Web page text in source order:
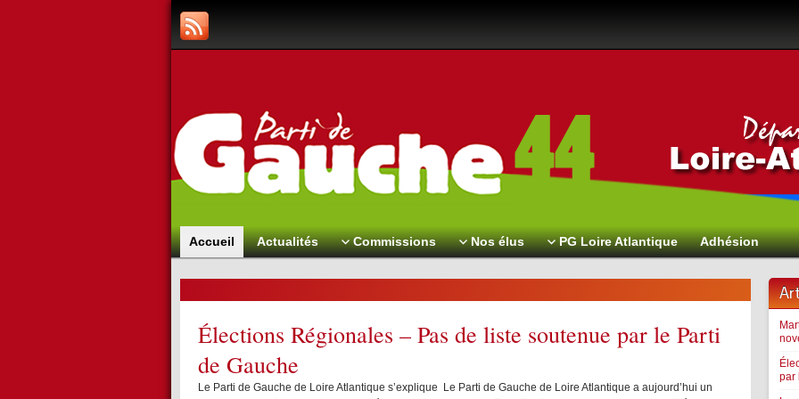
Accueil Actualités Commissions Nos élus PG Loire Atlantique Adhésion
Élections Régionales – Pas de liste soutenue par le Parti
de Gauche
Le Parti de Gauche de Loire Atlantique s’explique Le Parti de Gauche de Loire Atlantique a aujourd’hui un
Le
par